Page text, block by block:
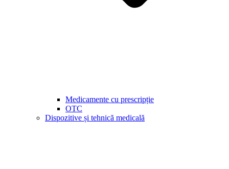
Medicamente cu prescripție
OTC
Dispozitive și tehnică medicală